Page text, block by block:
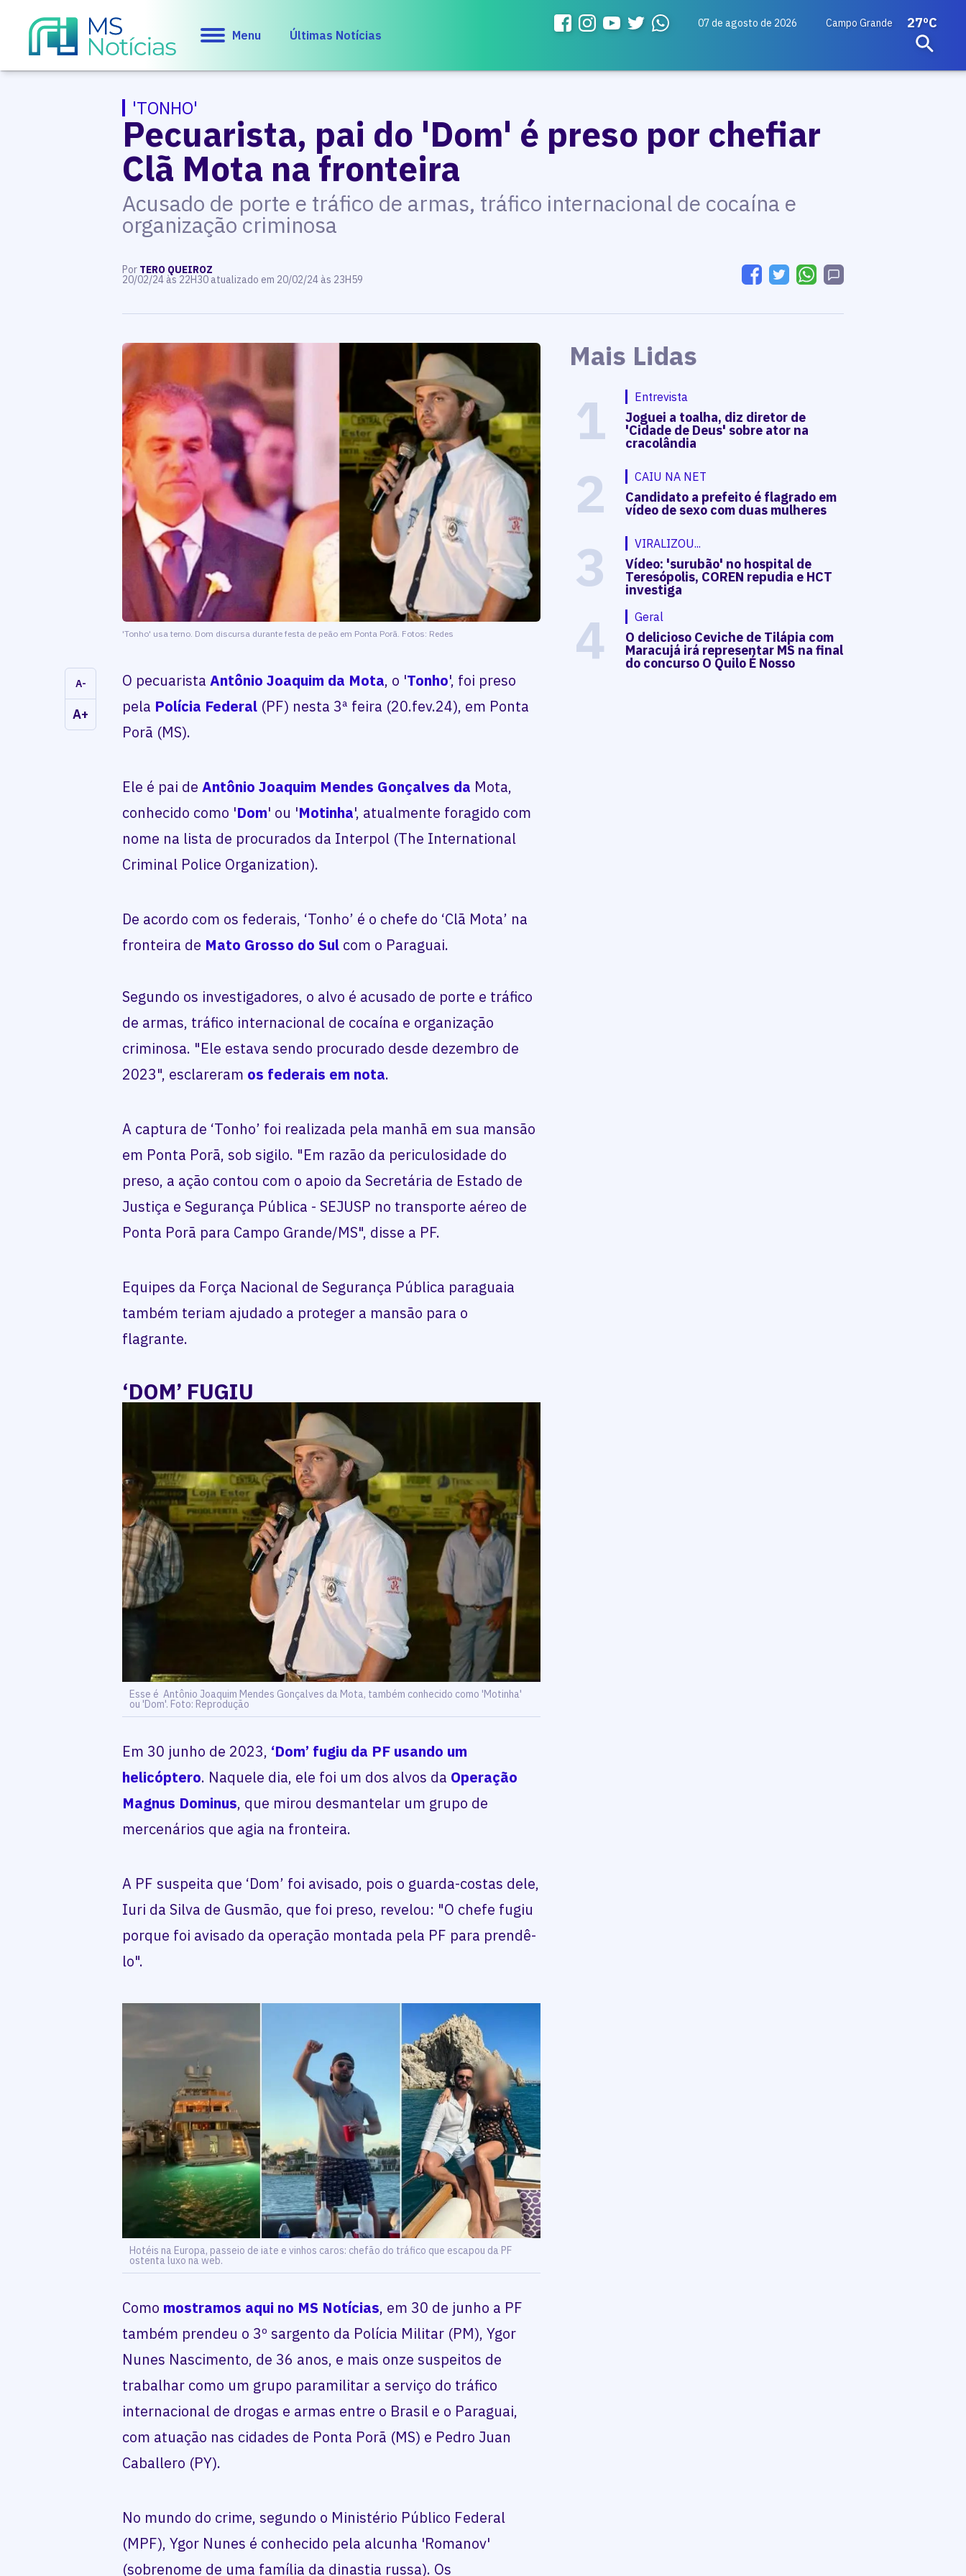
Menu Últimas Notícias
07 de agosto de 2026 Campo Grande 27ºC
'TONHO'
Pecuarista, pai do 'Dom' é preso por chefiar
Clã Mota na fronteira
Acusado de porte e tráfico de armas, tráfico internacional de cocaína e
organização criminosa
Por TERO QUEIROZ
20/02/24 às 22H30 atualizado em 20/02/24 às 23H59
'Tonho' usa terno. Dom discursa durante festa de peão em Ponta Porã. Fotos: Redes
A-
A+
O pecuaristaAntônio Joaquim da Mota, o 'Tonho', foi preso
pela Polícia Federal (PF) nesta 3ª feira (20.fev.24), em Ponta
Porã (MS).
Ele é pai deAntônio Joaquim Mendes Gonçalves da Mota,
conhecido como 'Dom' ou 'Motinha', atualmente foragido com
nome na lista de procurados da Interpol (The International
Criminal Police Organization).
De acordo com os federais, ‘Tonho’ é o chefe do ‘Clã Mota’ na
fronteira de Mato Grosso do Sul com o Paraguai.
Segundo os investigadores, o alvo é acusado de porte e tráfico
de armas, tráfico internacional de cocaína e organização
criminosa. "Ele estava sendo procurado desde dezembro de
2023", esclareram os federais em nota.
A captura de ‘Tonho’ foi realizada pela manhã em sua mansão
em Ponta Porã, sob sigilo. "Em razão da periculosidade do
preso, a ação contou com o apoio da Secretária de Estado de
Justiça e Segurança Pública - SEJUSP no transporte aéreo de
Ponta Porã para Campo Grande/MS", disse a PF.
Equipes da Força Nacional de Segurança Pública paraguaia
também teriam ajudado a proteger a mansão para o
flagrante.
‘DOM’ FUGIU
Esse é Antônio Joaquim Mendes Gonçalves da Mota, também conhecido como 'Motinha'
ou 'Dom'. Foto: Reprodução
Em 30 junho de 2023, ‘Dom’ fugiu da PF usando um
helicóptero. Naquele dia, ele foi um dos alvos da Operação
Magnus Dominus, que mirou desmantelar um grupo de
mercenários que agia na fronteira.
A PF suspeita que ‘Dom’ foi avisado, pois o guarda-costas dele,
Iuri da Silva de Gusmão, que foi preso, revelou: "O chefe fugiu
porque foi avisado da operação montada pela PF para prendê-
lo".
Hotéis na Europa, passeio de iate e vinhos caros: chefão do tráfico que escapou da PF
ostenta luxo na web.
Como mostramos aqui no MS Notícias, em 30 de junho a PF
também prendeu o 3º sargento da Polícia Militar (PM), Ygor
Nunes Nascimento, de 36 anos, e mais onze suspeitos de
trabalhar como um grupo paramilitar a serviço do tráfico
internacional de drogas e armas entre o Brasil e o Paraguai,
com atuação nas cidades de Ponta Porã (MS) e Pedro Juan
Caballero (PY).
No mundo do crime, segundo o Ministério Público Federal
(MPF), Ygor Nunes é conhecido pela alcunha 'Romanov'
(sobrenome de uma família da dinastia russa). Os
Mais Lidas
1 Entrevista
Joguei a toalha, diz diretor de
'Cidade de Deus' sobre ator na
cracolândia
2 CAIU NA NET
Candidato a prefeito é flagrado em
vídeo de sexo com duas mulheres
3 VIRALIZOU...
Vídeo: 'surubão' no hospital de
Teresópolis, COREN repudia e HCT
investiga
4 Geral
O delicioso Ceviche de Tilápia com
Maracujá irá representar MS na final
do concurso O Quilo É Nosso